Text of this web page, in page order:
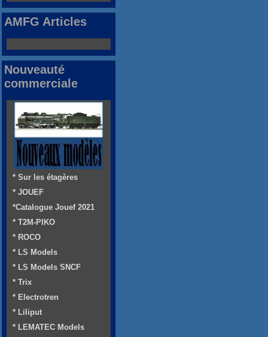
AMFG Articles
Nouveauté
commerciale
* Sur les étagères
* JOUEF
*Catalogue Jouef 2021
* T2M-PIKO
* ROCO
* LS Models
* LS Models SNCF
* Trix
* Electrotren
* Liliput
* LEMATEC Models